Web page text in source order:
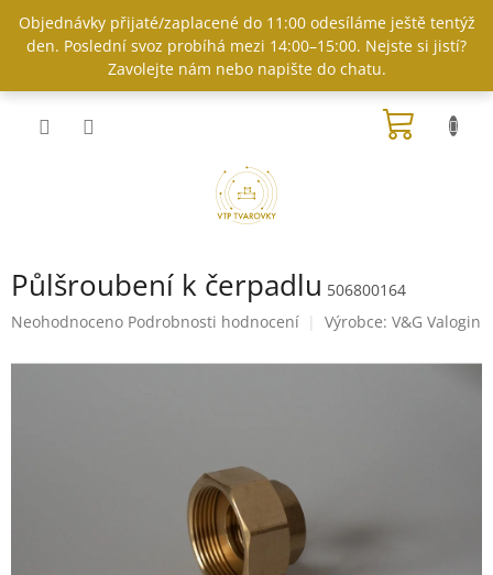
obsah
Objednávky přijaté/zaplacené do 11:00 odesíláme ještě tentýž
den. Poslední svoz probíhá mezi 14:00–15:00. Nejste si jistí?
Zavolejte nám nebo napište do chatu.
Půlšroubení k čerpadlu 506800164
Průměrné
produktu
Neohodnoceno Podrobnosti hodnocení Výrobce: V&G Valogin